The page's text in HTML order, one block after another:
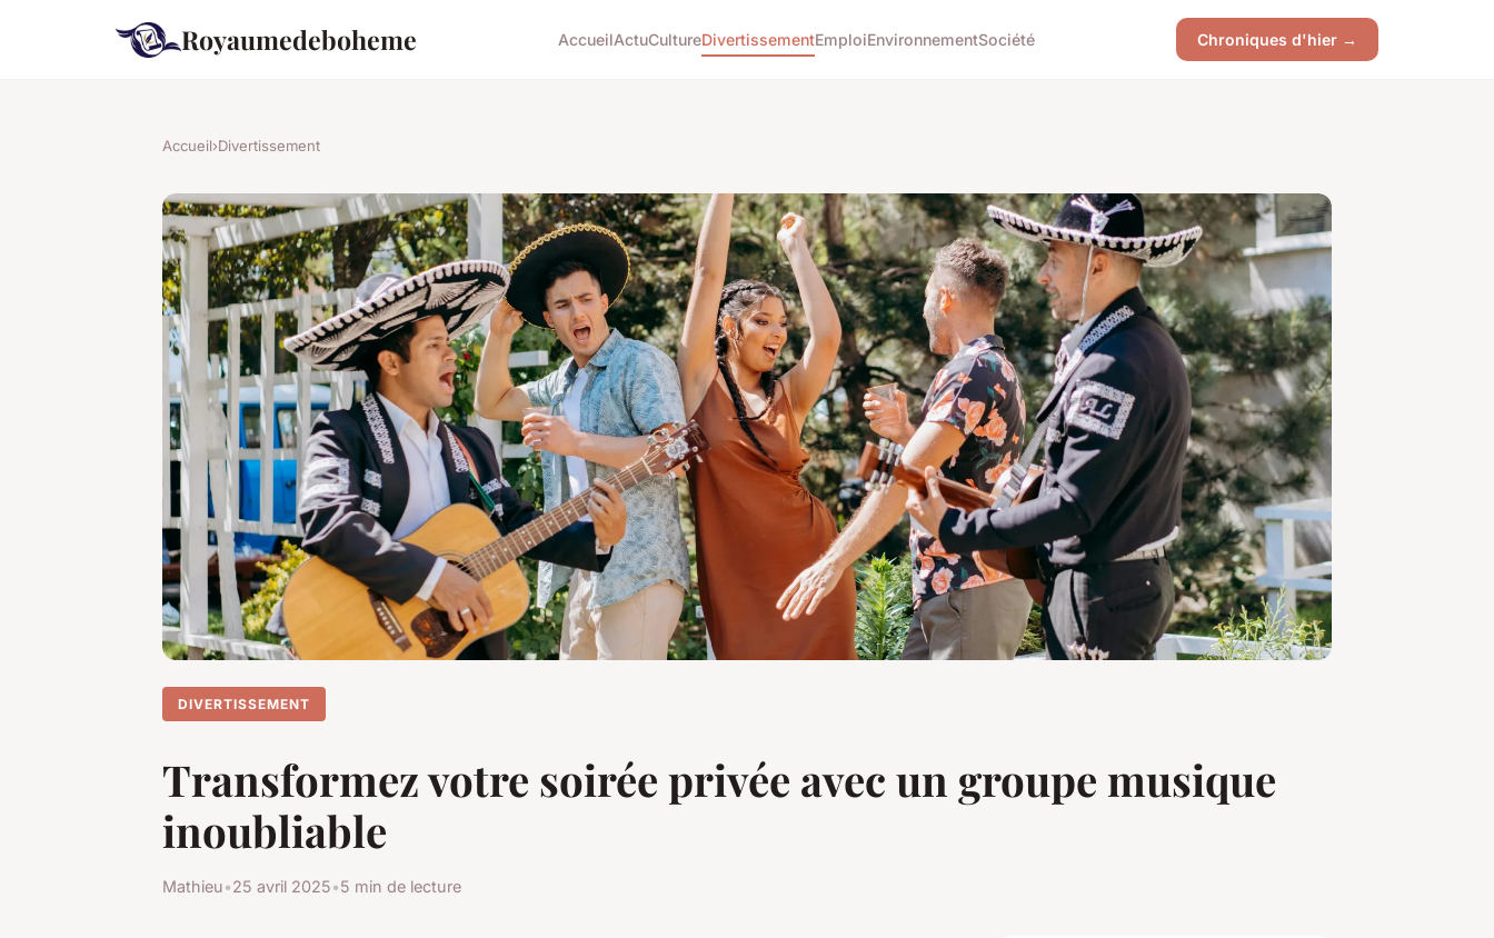
Royaumedeboheme AccueilActuCultureDivertissementEmploiEnvironnementSociété Chroniques d'hier →
Accueil›Divertissement
DIVERTISSEMENT
Transformez votre soirée privée avec un groupe musique
inoubliable
Mathieu•25 avril 2025•5 min de lecture